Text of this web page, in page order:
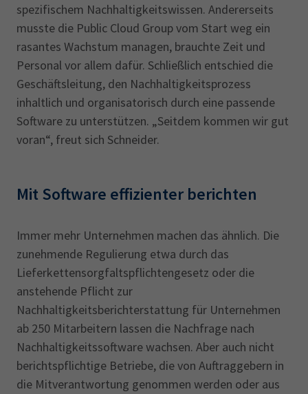
spezifischem Nachhaltigkeitswissen. Andererseits
musste die Public Cloud Group vom Start weg ein
rasantes Wachstum managen, brauchte Zeit und
Personal vor allem dafür. Schließlich entschied die
Geschäftsleitung, den Nachhaltigkeitsprozess
inhaltlich und organisatorisch durch eine passende
Software zu unterstützen. „Seitdem kommen wir gut
voran“, freut sich Schneider.
Mit Software effizienter berichten
Immer mehr Unternehmen machen das ähnlich. Die
zunehmende Regulierung etwa durch das
Lieferkettensorgfaltspflichtengesetz oder die
anstehende Pflicht zur
Nachhaltigkeitsberichterstattung für Unternehmen
ab 250 Mitarbeitern lassen die Nachfrage nach
Nachhaltigkeitssoftware wachsen. Aber auch nicht
berichtspflichtige Betriebe, die von Auftraggebern in
die Mitverantwortung genommen werden oder aus